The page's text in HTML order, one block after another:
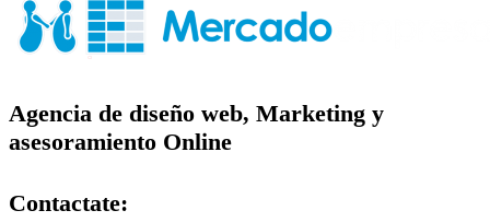
Agencia de diseño web, Marketing y
asesoramiento Online
Contactate: